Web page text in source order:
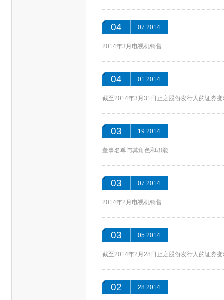
04 07.2014
2014年3月电视机销售
04 01.2014
截至2014年3月31日止之股份发行人的证券
03 19.2014
董事名单与其角色和职能
03 07.2014
2014年2月电视机销售
03 05.2014
截至2014年2月28日止之股份发行人的证券
02 28.2014